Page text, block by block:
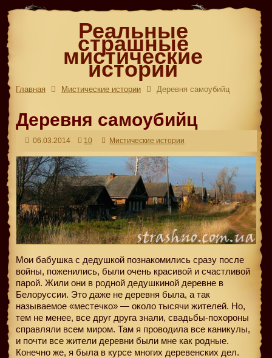
Реальные
страшные
мистические
истории
Главная Мистические истории Деревня самоубийц
Деревня самоубийц
06.03.2014 10 Мистические истории
Мои бабушка с дедушкой познакомились сразу после
войны, поженились, были очень красивой и счастливой
парой. Жили они в родной дедушкиной деревне в
Белоруссии. Это даже не деревня была, а так
называемое «местечко» — около тысячи жителей. Но,
тем не менее, все друг друга знали, свадьбы-похороны
справляли всем миром. Там я проводила все каникулы,
и почти все жители деревни были мне как родные.
Конечно же, я была в курсе многих деревенских дел.